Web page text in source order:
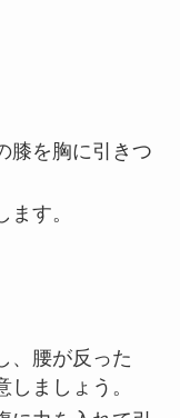
膝を胸に引きつ
す。
、腰が反った
ましょう。